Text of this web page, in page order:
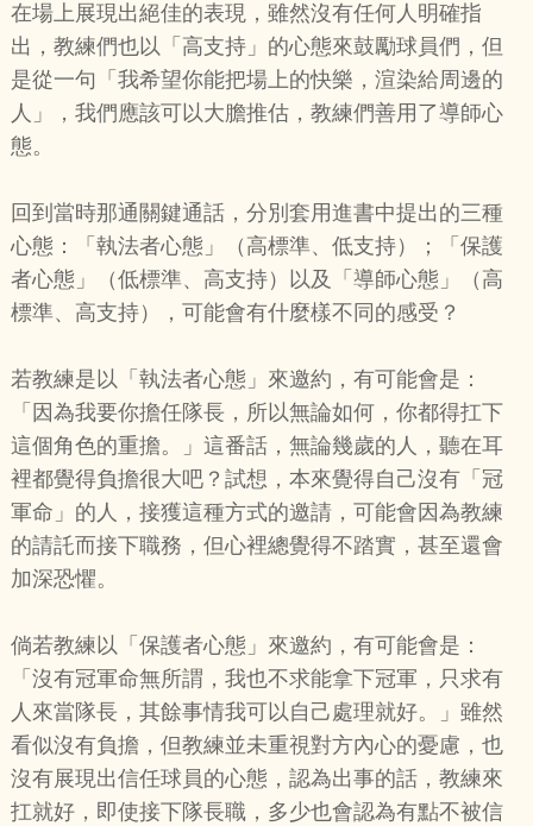
在場上展現出絕佳的表現，雖然沒有任何人明確指
出，教練們也以「高支持」的心態來鼓勵球員們，但
是從一句「我希望你能把場上的快樂，渲染給周邊的
人」，我們應該可以大膽推估，教練們善用了導師心
態。
回到當時那通關鍵通話，分別套用進書中提出的三種
心態：「執法者心態」（高標準、低支持）；「保護
者心態」（低標準、高支持）以及「導師心態」（高
標準、高支持），可能會有什麼樣不同的感受？
若教練是以「執法者心態」來邀約，有可能會是：
「因為我要你擔任隊長，所以無論如何，你都得扛下
這個角色的重擔。」這番話，無論幾歲的人，聽在耳
裡都覺得負擔很大吧？試想，本來覺得自己沒有「冠
軍命」的人，接獲這種方式的邀請，可能會因為教練
的請託而接下職務，但心裡總覺得不踏實，甚至還會
加深恐懼。
倘若教練以「保護者心態」來邀約，有可能會是：
「沒有冠軍命無所謂，我也不求能拿下冠軍，只求有
人來當隊長，其餘事情我可以自己處理就好。」雖然
看似沒有負擔，但教練並未重視對方內心的憂慮，也
沒有展現出信任球員的心態，認為出事的話，教練來
扛就好，即使接下隊長職，多少也會認為有點不被信